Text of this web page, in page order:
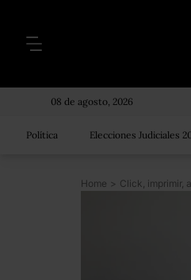
08 de agosto, 2026
Política Elecciones Judiciales
Home >